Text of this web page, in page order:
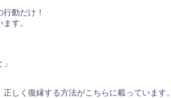
動だけ！
す。
しく復縁する方法がこちらに載っています。